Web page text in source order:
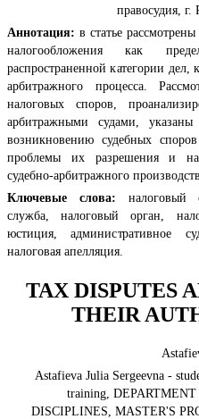
правосудия,
Аннотация:в статье
налогообложения как
распространенной категории дел,
арбитражного процесса.
налоговых споров,
арбитражными судами,
возникновению судебных
проблемы их разрешения и
судебно-арбитражного
Ключевые слова: налоговый
служба, налоговый орган,
юстиция, административное
налоговая апелляция.
TAX DISPUTES
THEIR
Astafieva Julia Sergeevna -
training,
DISCIPLINES, MASTER'S